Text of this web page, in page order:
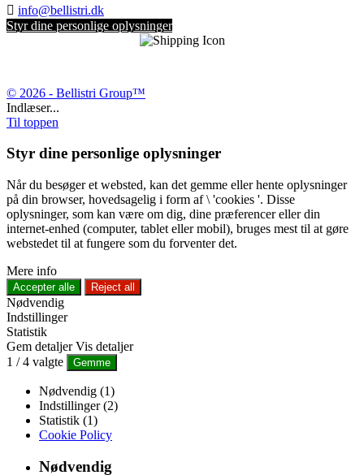
 info@bellistri.dk
Styr dine personlige oplysninger
© 2026 - Bellistri Group™
Indlæser...
Til toppen
Styr dine personlige oplysninger
Når du besøger et websted, kan det gemme eller hente oplysninger
på din browser, hovedsagelig i form af \ 'cookies '. Disse
oplysninger, som kan være om dig, dine præferencer eller din
internet-enhed (computer, tablet eller mobil), bruges mest til at gøre
webstedet til at fungere som du forventer det.
Mere info
Accepter alle Reject all
Nødvendig
Indstillinger
Statistik
Gem detaljer Vis detaljer
1 /4 valgte Gemme
Nødvendig (1)
Indstillinger (2)
Statistik (1)
Cookie Policy
Nødvendig